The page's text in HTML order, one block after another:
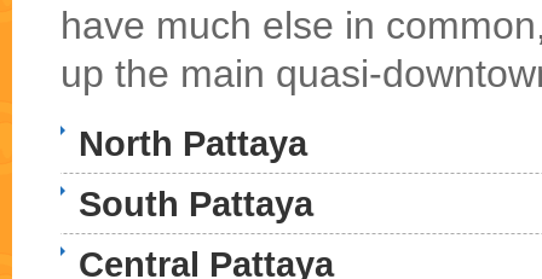
have much else in
up the main quasi-
North Pattaya
South Pattaya
Central Pattaya